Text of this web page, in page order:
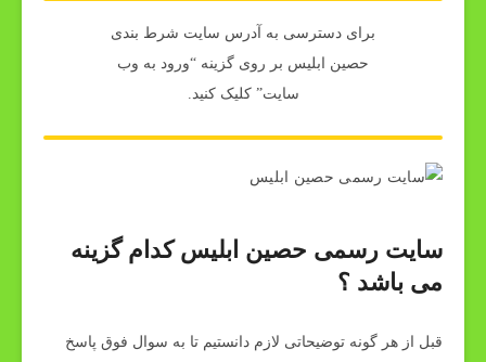
برای دسترسی به آدرس سایت شرط بندی
حصین ابلیس بر روی گزینه “ورود به وب
سایت” کلیک کنید.
سایت رسمی حصین ابلیس کدام گزینه
می باشد ؟
قبل از هر گونه توضیحاتی لازم دانستیم تا به سوال فوق پاسخ